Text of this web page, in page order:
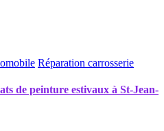
Réparation carrosserie
de peinture estivaux à St-Jean-